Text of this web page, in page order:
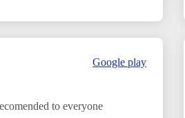
Google play
to everyone